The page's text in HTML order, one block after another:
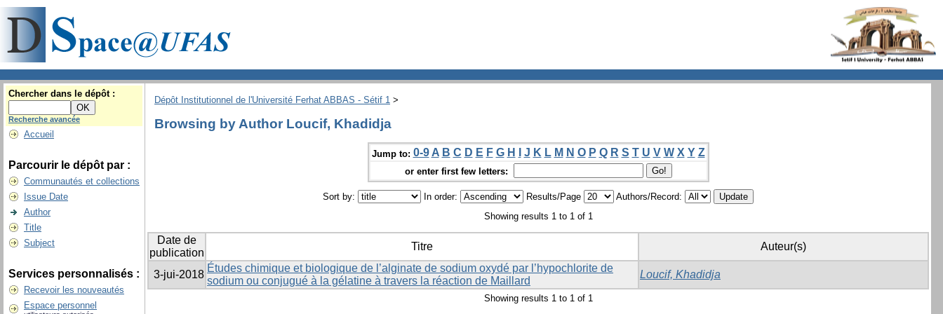
Chercher dans le dépôt :
Recherche avancée
Accueil
Parcourir le dépôt par :
Communautés et collections
Issue Date
Author
Title
Subject
Services personnalisés :
Recevoir les nouveautés
Espace personnel
Dépôt Institutionnel de l'Université Ferhat ABBAS - Sétif 1 >
Browsing by Author Loucif, Khadidja
Jump to: 0-9 A B C D E F G H J K L M N O P Q R S T U V W X Y Z
or enter first few letters:
Sort by: In order: Results/Page
Authors/Record:
Showing results 1 to 1 of 1
Date de
publication
Titre Auteur(s)
3-jui-2018
Études chimique et biologique de l’alginate de sodium oxydé par l’hypochlorite de
sodium ou conjugué à la gélatine à travers la réaction de Maillard
Loucif, Khadidja
Showing results 1 to 1 of 1